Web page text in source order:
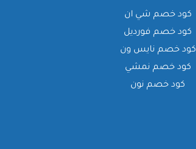
كود خصم شي ان
كود خصم فورديل
كود خصم نايس ون
كود خصم نمشي
كود خصم نون